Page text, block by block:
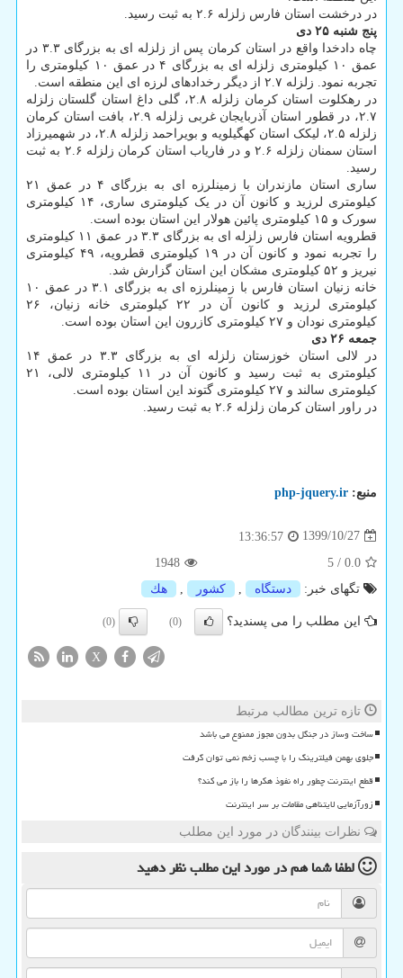
در درخشت استان فارس زلزله ۲.۶ به ثبت رسید.
پنج شنبه ۲۵ دی
چاه دادخدا واقع در استان کرمان پس از زلزله ای به بزرگای ۳.۳ در
عمق ۱۰ کیلومتری زلزله ای به بزرگای ۴ در عمق ۱۰ کیلومتری را
تجربه نمود. زلزله ۲.۷ از دیگر رخدادهای لرزه ای این منطقه است.
در رهکلوت استان کرمان زلزله ۲.۸، گلی داغ استان گلستان زلزله
۲.۷، در قطور استان آذربایجان غربی زلزله ۲.۹، بافت استان کرمان
زلزله ۲.۵، لیکک استان کهگیلویه و بویراحمد زلزله ۲.۸، در شهمیرزاد
استان سمنان زلزله ۲.۶ و در فاریاب استان کرمان زلزله ۲.۶ به ثبت
رسید.
ساری استان مازندران با زمینلرزه ای به بزرگای ۴ در عمق ۲۱
کیلومتری لرزید و کانون آن در یک کیلومتری ساری، ۱۴ کیلومتری
سورک و ۱۵ کیلومتری پائین هولار این استان بوده است.
قطرویه استان فارس زلزله ای به بزرگای ۳.۳ در عمق ۱۱ کیلومتری
را تجربه نمود و کانون آن در ۱۹ کیلومتری قطرویه، ۴۹ کیلومتری
نیریز و ۵۲ کیلومتری مشکان این استان گزارش شد.
خانه زنیان استان فارس با زمینلرزه ای به بزرگای ۳.۱ در عمق ۱۰
کیلومتری لرزید و کانون آن در ۲۲ کیلومتری خانه زنیان، ۲۶
کیلومتری نودان و ۲۷ کیلومتری کازرون این استان بوده است.
جمعه ۲۶ دی
در لالی استان خوزستان زلزله ای به بزرگای ۳.۳ در عمق ۱۴
کیلومتری به ثبت رسید و کانون آن در ۱۱ کیلومتری لالی، ۲۱
کیلومتری سالند و ۲۷ کیلومتری گتوند این استان بوده است.
در راور استان کرمان زلزله ۲.۶ به ثبت رسید.
منبع: php-jquery.ir
1399/10/27
13:36:57
0.0
/
5
1948
تگهای خبر:
دستگاه كشور هك
این مطلب را می پسندید؟ (0)
(0)
X
تازه ترین مطالب مرتبط
ساخت وساز در جنگل بدون مجوز ممنوع می باشد
جلوی بهمن فیلترینگ را با چسب زخم نمی توان گرفت
قطع اینترنت چطور راه نفوذ هکرها را باز می کند؟
زورآزمایی لایتناهی مقامات بر سر اینترنت
نظرات بینندگان در مورد این مطلب
لطفا شما همدر مورد این مطلبنظر دهید